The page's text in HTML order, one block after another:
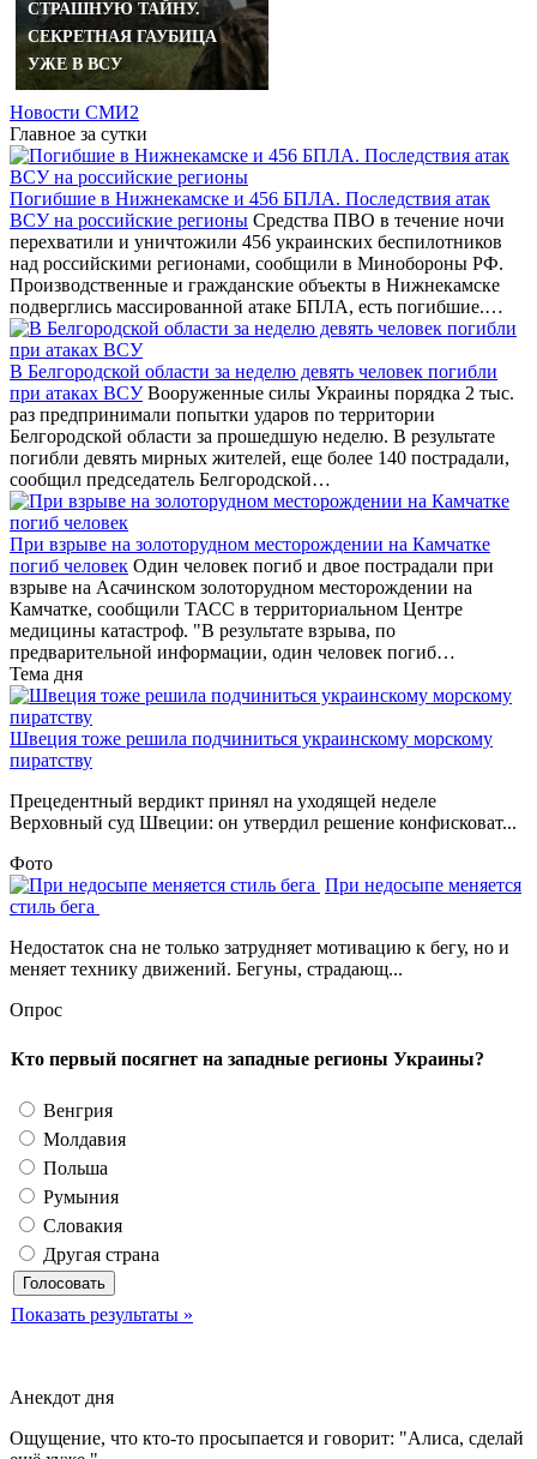
СТРАШНУЮ ТАЙНУ.
СЕКРЕТНАЯ ГАУБИЦА
УЖЕ В ВСУ
Новости СМИ2
Главное за сутки
Погибшие в Нижнекамске и 456 БПЛА. Последствия атак
ВСУ на российские регионы Средства ПВО в течение ночи
перехватили и уничтожили 456 украинских беспилотников
над российскими регионами, сообщили в Минобороны РФ.
Производственные и гражданские объекты в Нижнекамске
подверглись массированной атаке БПЛА, есть погибшие.…
В Белгородской области за неделю девять человек погибли
при атаках ВСУВооруженные силы Украины порядка 2 тыс.
раз предпринимали попытки ударов по территории
Белгородской области за прошедшую неделю. В результате
погибли девять мирных жителей, еще более 140 пострадали,
сообщил председатель Белгородской…
При взрыве на золоторудном месторождении на Камчатке
погиб человек Один человек погиб и двое пострадали при
взрыве на Асачинском золоторудном месторождении на
Камчатке, сообщили ТАСС в территориальном Центре
медицины катастроф. "В результате взрыва, по
предварительной информации, один человек погиб…
Тема дня
Швеция тоже решила подчиниться украинскому морскому
пиратству
Прецедентный вердикт принял на уходящей неделе
Верховный суд Швеции: он утвердил решение конфисковат...
Фото
При недосыпе меняется
стиль бега
Недостаток сна не только затрудняет мотивацию к бегу, но и
меняет технику движений. Бегуны, страдающ...
Опрос
Кто первый посягнет на западные регионы Украины?
Венгрия
Молдавия
Польша
Румыния
Словакия
Другая страна
Показать результаты »
Анекдот дня
Ощущение, что кто-то просыпается и говорит: "Алиса, сделай